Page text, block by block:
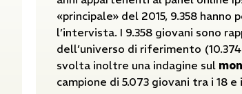
«principale» del 2015, 9.358
l’intervista. I 9.358 giovani sono
dell’universo di riferimento
svolta inoltre una indagine sul
campione di 5.073 giovani tra i 18 e